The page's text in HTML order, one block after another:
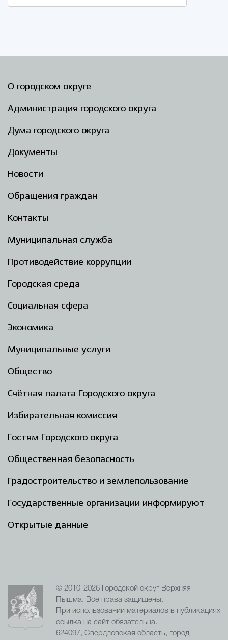
О городском округе
Администрация городского округа
Дума городского округа
Документы
Новости
Обращения граждан
Контакты
Муниципальная служба
Противодействие коррупции
Городская среда
Социальная сфера
Экономика
Муниципальные услуги
Общество
Счётная палата Городского округа
Избирательная комиссия
Гостям Городского округа
Общественная безопасность
Градостроительство и землепользование
Государственные организации информируют
Открытые данные
© 2010-2026 Городской округ Верхняя
Пышма. Все права защищены.
При использовании материалов в публикациях
ссылка на сайт обязательна.
624097, Свердловская область, город